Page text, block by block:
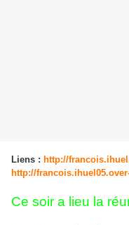
Liens : http://
http://
Ce soir a lieu la